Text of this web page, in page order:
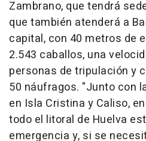
Zambrano, que tendrá
que también atenderá a
capital, con 40 metros de
2.543 caballos, una
personas de tripulación y
50 náufragos. "Junto con
en Isla Cristina y Caliso,
todo el litoral de Huelva
emergencia y, si se